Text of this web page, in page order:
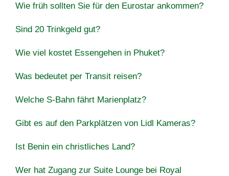
Wie früh sollten Sie für den Eurostar ankommen?
Sind 20 Trinkgeld gut?
Wie viel kostet Essengehen in Phuket?
Was bedeutet per Transit reisen?
Welche S-Bahn fährt Marienplatz?
Gibt es auf den Parkplätzen von Lidl Kameras?
Ist Benin ein christliches Land?
Wer hat Zugang zur Suite Lounge bei Royal